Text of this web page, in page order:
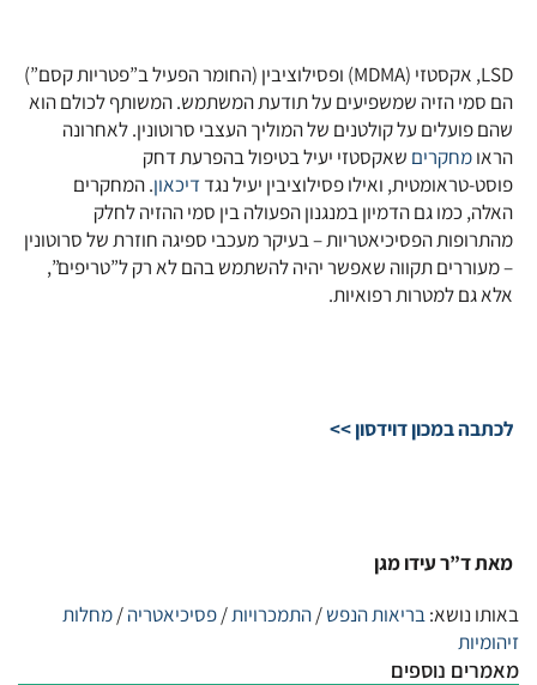
LSD, אקסטזי (MDMA) ופסילוציבין (החומר הפעיל ב”פטריות קסם”)
הם סמי הזיה שמשפיעים על תודעת המשתמש. המשותף לכולם הוא
שהם פועלים על קולטנים של המוליך העצבי סרוטונין. לאחרונה
הראומחקרים שאקסטזי יעיל בטיפול בהפרעת דחק
פוסט-טראומטית, ואילו פסילוציבין יעיל נגדדיכאון. המחקרים
האלה, כמו גם הדמיון במנגנון הפעולה בין סמי ההזיה לחלק
מהתרופות הפסיכיאטריות – בעיקר מעכבי ספיגה חוזרת של סרוטונין
– מעוררים תקווה שאפשר יהיה להשתמש בהם לא רק ל”טריפים”,
אלא גם למטרות רפואיות.
לכתבה במכון דוידסון >>
מאת ד”ר עידו מגן
באותו נושא:בריאות הנפש/התמכרויות/פסיכיאטריה/מחלות
זיהומיות
מאמרים נוספים